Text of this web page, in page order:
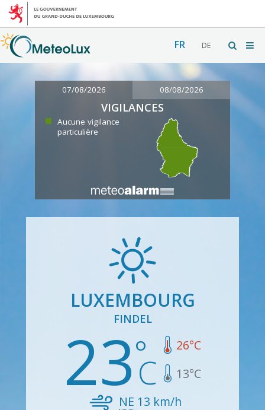
FR DE
07/08/2026 08/08/2026
VIGILANCES
Aucune vigilance
particulière
LUXEMBOURG
FINDEL
23 26°C
13°C
NE 13 km/h